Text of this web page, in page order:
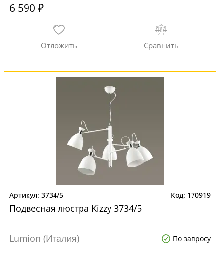
6 590 ₽
3734/5 170919
Подвесная люстра Kizzy 3734/5
Lumion (Италия) По запросу